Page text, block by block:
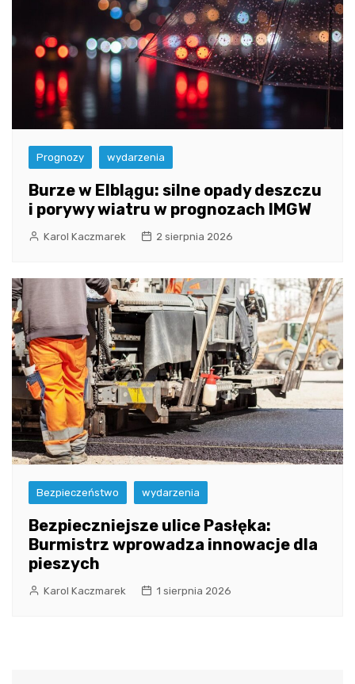
Prognozy wydarzenia
Burze w Elblągu: silne opady deszczu
i porywy wiatru w prognozach IMGW
Karol Kaczmarek 2 sierpnia 2026
Bezpieczeństwo wydarzenia
Bezpieczniejsze ulice Pasłęka:
Burmistrz wprowadza innowacje dla
pieszych
Karol Kaczmarek 1 sierpnia 2026